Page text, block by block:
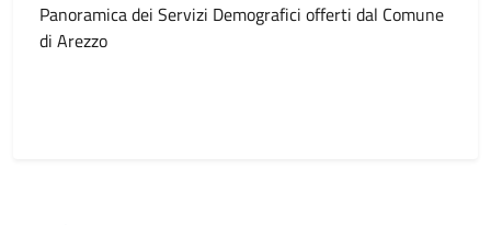
Panoramica dei Servizi Demografici offerti dal Comune
di Arezzo